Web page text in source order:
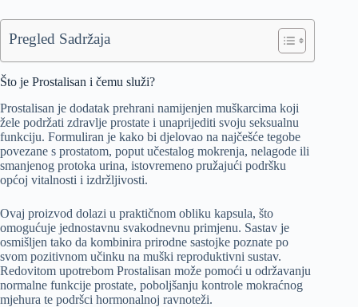
Pregled Sadržaja
Što je Prostalisan i čemu služi?
Prostalisan je dodatak prehrani namijenjen muškarcima koji
žele podržati zdravlje prostate i unaprijediti svoju seksualnu
funkciju. Formuliran je kako bi djelovao na najčešće tegobe
povezane s prostatom, poput učestalog mokrenja, nelagode ili
smanjenog protoka urina, istovremeno pružajući podršku
općoj vitalnosti i izdržljivosti.
Ovaj proizvod dolazi u praktičnom obliku kapsula, što
omogućuje jednostavnu svakodnevnu primjenu. Sastav je
osmišljen tako da kombinira prirodne sastojke poznate po
svom pozitivnom učinku na muški reproduktivni sustav.
Redovitom upotrebom Prostalisan može pomoći u održavanju
normalne funkcije prostate, poboljšanju kontrole mokraćnog
mjehura te podršci hormonalnoj ravnoteži.